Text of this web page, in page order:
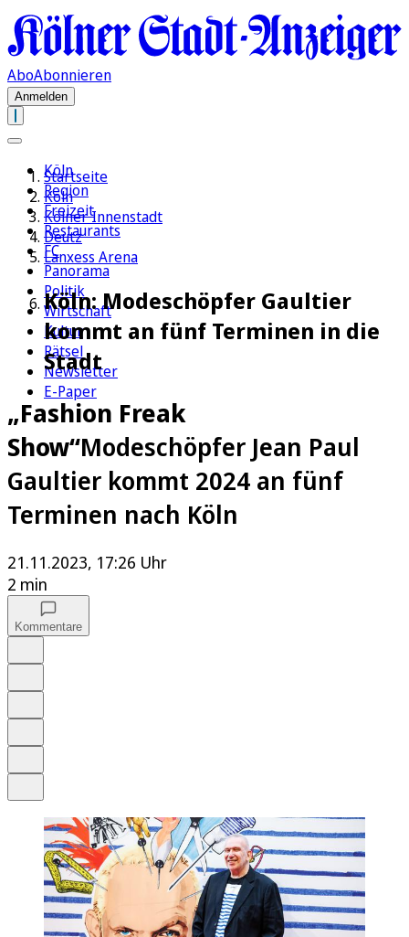
AboAbonnieren
Anmelden
Köln
Region
Freizeit
Restaurants
FC
Panorama
Politik
Wirtschaft
Kultur
Rätsel
Newsletter
E-Paper
Startseite
Köln
Kölner Innenstadt
Deutz
Lanxess Arena
Köln: Modeschöpfer Gaultier
kommt an fünf Terminen in die
Stadt
„Fashion Freak
Show“Modeschöpfer Jean Paul
Gaultier kommt 2024 an fünf
Terminen nach Köln
21.11.2023, 17:26 Uhr
2 min
Kommentare